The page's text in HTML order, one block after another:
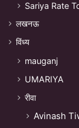
Sariya Rate
लखनऊ
विंध्य
mauganj
UMARIYA
रीवा
Avinash